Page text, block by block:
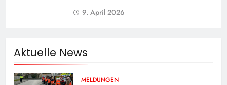
9. April 2026
Aktuelle News
MELDUNGEN